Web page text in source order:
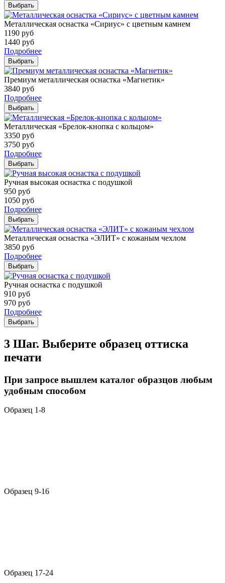
Выбрать
Металлическая оснастка «Сириус» с цветным камнем
1190 руб
1440 руб
Подробнее
Выбрать
Премиум металлическая оснастка «Магнетик»
3840 руб
Подробнее
Выбрать
Металлическая «Брелок-кнопка с кольцом»
3350 руб
3750 руб
Подробнее
Выбрать
Ручная высокая оснастка с подушкой
950 руб
1050 руб
Подробнее
Выбрать
Металлическая оснастка «ЭЛИТ» с кожаным чехлом
3850 руб
Подробнее
Выбрать
Ручная оснастка с подушкой
910 руб
970 руб
Подробнее
Выбрать
3 Шаг. Выберите образец оттиска
печати
При запросе вышлем каталог образцов любым
удобным способом
Образец 1-8
Образец 9-16
Образец 17-24